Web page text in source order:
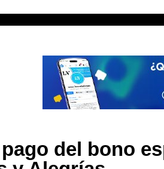
del bono